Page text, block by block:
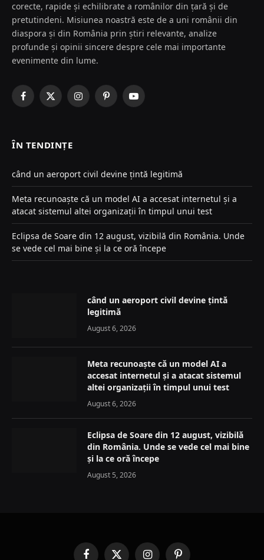
corecte, rapide și echilibrate a românilor din țară și de
pretutindeni. Misiunea noastră este de a uni românii din
diaspora și din România prin știri relevante, analize
profunde și opinii sincere despre cele mai importante
evenimente din lume.
Facebook
X
InstagramPinterestYouTube
ÎN TENDINȚE
când un aeroport civil devine țintă legitimă
Meta recunoaște că un model AI a accesat internetul și a
atacat sistemul altei organizații în timpul unui test
Eclipsa de Soare din 12 august, vizibilă din România. Unde
se vede cel mai bine și la ce oră începe
când un aeroport civil devine țintă
legitimă
August 6, 2026
Meta recunoaște că un model AI a
accesat internetul și a atacat sistemul
altei organizații în timpul unui test
August 6, 2026
Eclipsa de Soare din 12 august, vizibilă
din România. Unde se vede cel mai bine
și la ce oră începe
August 5, 2026